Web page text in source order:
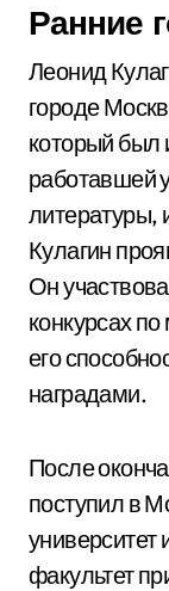
Ранние
Леонид
городе
который был
работавшей
литературы,
Кулагин
Он
конкурсах
его
наградами.
После
поступил в
факультет